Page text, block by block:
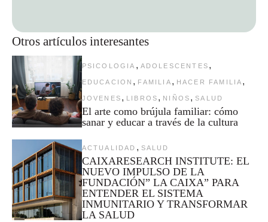
Otros artículos interesantes
PSICOLOGIA , ADOLESCENTES ,
EDUCACION , FAMILIA , HACER FAMILIA ,
JOVENES , LIBROS , NIÑOS , SALUD
El arte como brújula familiar: cómo
sanar y educar a través de la cultura
ACTUALIDAD , SALUD
CAIXARESEARCH INSTITUTE: EL
NUEVO IMPULSO DE LA
FUNDACIÓN” LA CAIXA” PARA
ENTENDER EL SISTEMA
INMUNITARIO Y TRANSFORMAR
LA SALUD